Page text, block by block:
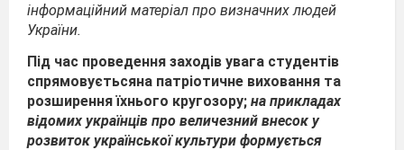
інформаційний матеріал про визначних людей
України.
Під час проведення заходів увага студентів
спрямовуєтьсяна патріотичне виховання та
розширення їхнього кругозору; на прикладах
відомих українців про величезний внесок у
розвиток української культури формується